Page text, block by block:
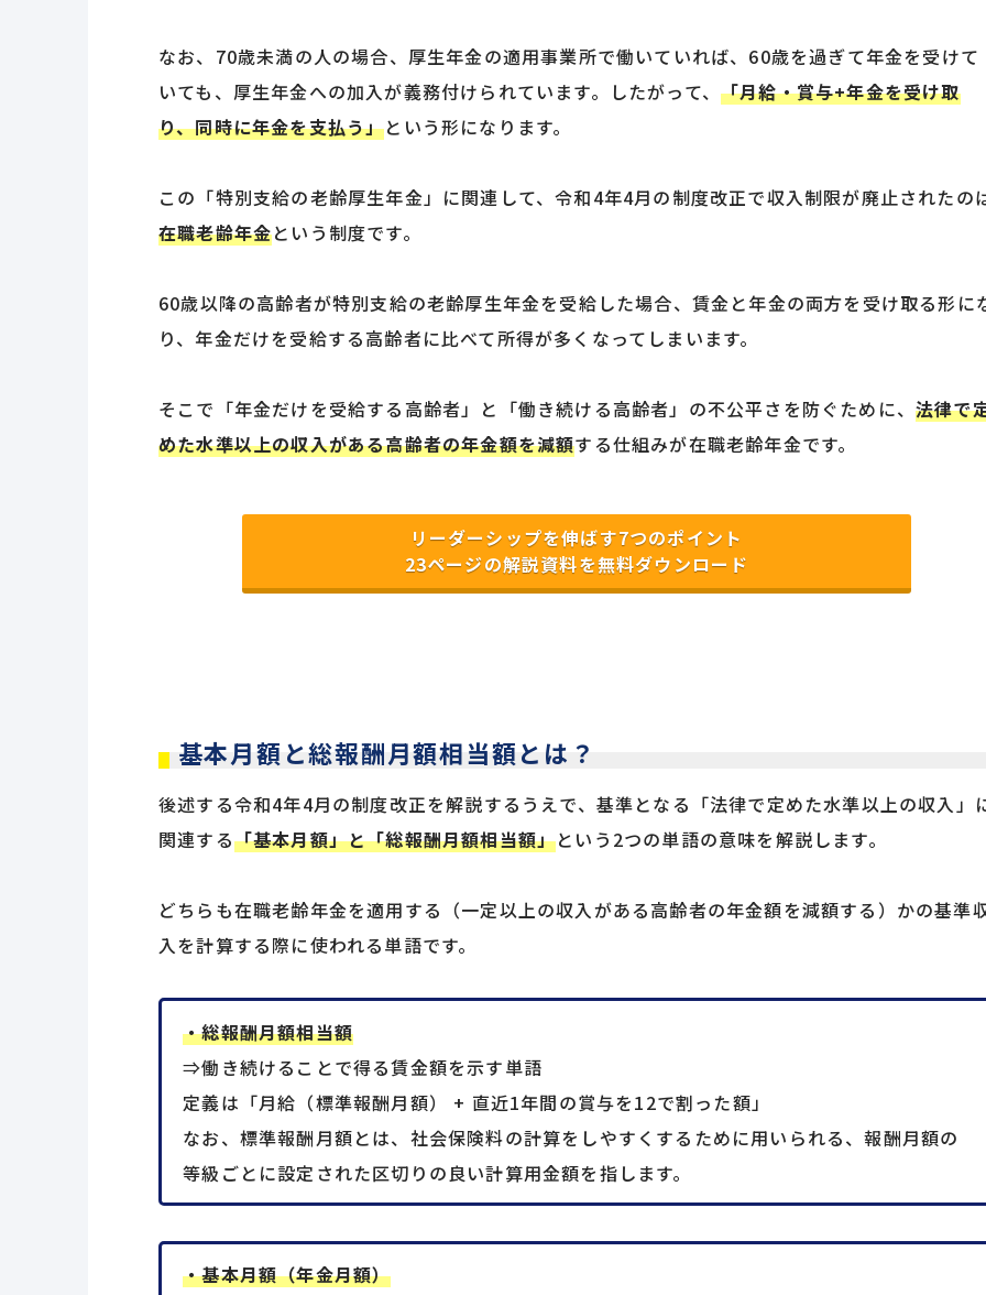
なお、70歳未満の人の場合、厚生年金の適用事業所で働いていれば、60歳を過ぎて年金を受けて
いても、厚生年金への加入が義務付けられています。したがって、 「月給・賞与+年金を受け取
り、同時に年金を支払う」という形になります。
この「特別支給の老齢厚生年金」に関連して、令和4年4月の制度改正で収入制限が廃止されたの
在職老齢年金という制度です。
60歳以降の高齢者が特別支給の老齢厚生年金を受給した場合、賃金と年金の両方を受け取る形に
り、年金だけを受給する高齢者に比べて所得が多くなってしまいます。
そこで「年金だけを受給する高齢者」と「働き続ける高齢者」の不公平さを防ぐために、法律で
めた水準以上の収入がある高齢者の年金額を減額する仕組みが在職老齢年金です。
リーダーシップを伸ばす7つのポイント
23ページの解説資料を無料ダウンロード
基本月額と総報酬月額相当額とは？
後述する令和4年4月の制度改正を解説するうえで、基準となる「法律で定めた水準以上の収入」
関連する「基本月額」と「総報酬月額相当額」という2つの単語の意味を解説します。
どちらも在職老齢年金を適用する（一定以上の収入がある高齢者の年金額を減額する）かの基準
入を計算する際に使われる単語です。
・総報酬月額相当額
⇒働き続けることで得る賃金額を示す単語
定義は「月給（標準報酬月額） + 直近1年間の賞与を12で割った額」
なお、標準報酬月額とは、社会保険料の計算をしやすくするために用いられる、報酬月額の
等級ごとに設定された区切りの良い計算用金額を指します。
・基本月額（年金月額）